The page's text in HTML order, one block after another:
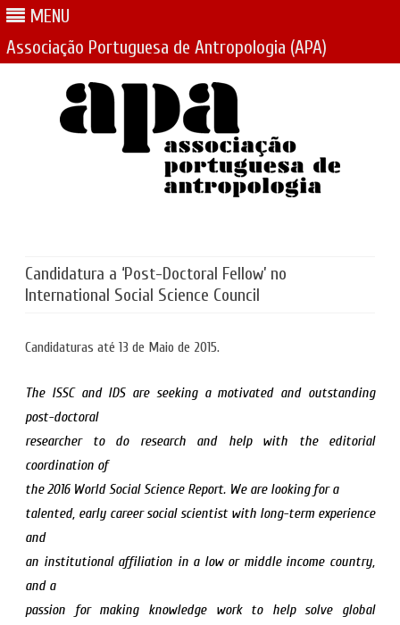
MENU
Associação Portuguesa de Antropologia (APA)
Candidatura a ‘Post-Doctoral Fellow’ no
International Social Science Council
Candidaturas até 13 de Maio de 2015.
The ISSC and IDS are seeking a motivated and outstanding
post-doctoral
researcher to do research and help with the editorial
coordination of
the 2016 World Social Science Report. We are looking for a
talented, early career social scientist with long-term experience
and
an institutional affiliation in a low or middle income country,
and a
passion for making knowledge work to help solve global